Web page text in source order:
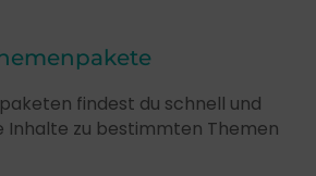
findest du schnell und
Inhalte zu bestimmten Themen